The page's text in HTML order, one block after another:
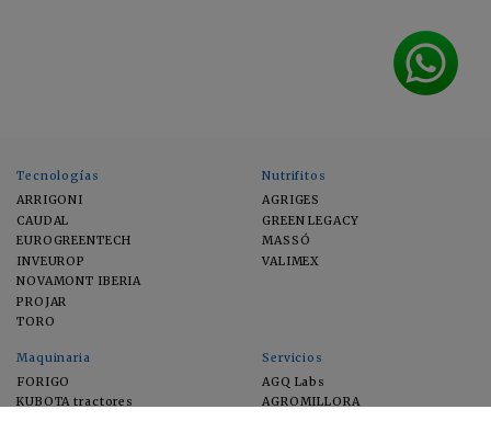
Tecnologías
ARRIGONI
CAUDAL
EUROGREENTECH
INVEUROP
NOVAMONT IBERIA
PROJAR
TORO
Nutrifitos
AGRIGES
GREEN LEGACY
MASSÓ
VALIMEX
Maquinaria
FORIGO
KUBOTA tractores
Servicios
AGQ Labs
AGROMILLORA